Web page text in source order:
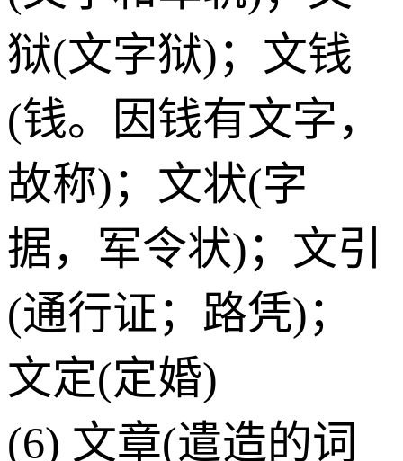
狱(文字狱)；文钱
(钱。因钱有文字，
故称)；文状(字
据，军令状)；文引
(通行证；路凭)；
文定(定婚)
(6) 文章(遣造的词